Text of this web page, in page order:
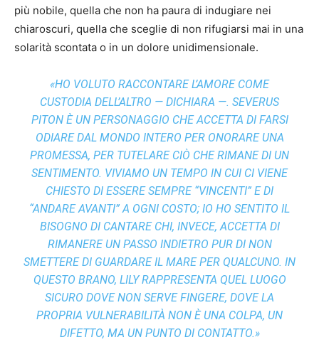
più nobile, quella che non ha paura di indugiare nei
chiaroscuri, quella che sceglie di non rifugiarsi mai in una
solarità scontata o in un dolore unidimensionale.
«HO VOLUTO RACCONTARE L’AMORE COME
CUSTODIA DELL’ALTRO — DICHIARA —. SEVERUS
PITON È UN PERSONAGGIO CHE ACCETTA DI FARSI
ODIARE DAL MONDO INTERO PER ONORARE UNA
PROMESSA, PER TUTELARE CIÒ CHE RIMANE DI UN
SENTIMENTO. VIVIAMO UN TEMPO IN CUI CI VIENE
CHIESTO DI ESSERE SEMPRE “VINCENTI” E DI
“ANDARE AVANTI” A OGNI COSTO; IO HO SENTITO IL
BISOGNO DI CANTARE CHI, INVECE, ACCETTA DI
RIMANERE UN PASSO INDIETRO PUR DI NON
SMETTERE DI GUARDARE IL MARE PER QUALCUNO. IN
QUESTO BRANO, LILY RAPPRESENTA QUEL LUOGO
SICURO DOVE NON SERVE FINGERE, DOVE LA
PROPRIA VULNERABILITÀ NON È UNA COLPA, UN
DIFETTO, MA UN PUNTO DI CONTATTO.»